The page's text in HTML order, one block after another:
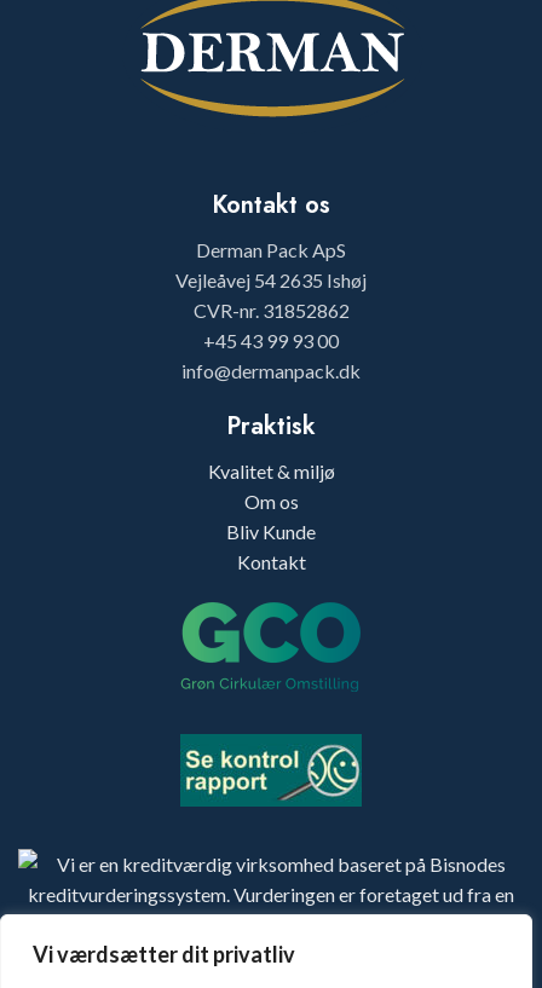
Vi værdsætter dit privatliv
Kontakt os
Derman Pack ApS
Vejleåvej 54 2635 Ishøj
CVR-nr. 31852862
+45 43 99 93 00
info@dermanpack.dk
Praktisk
Kvalitet & miljø
Om os
Bliv Kunde
Kontakt